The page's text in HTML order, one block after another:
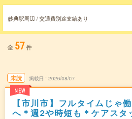
妙典駅周辺 / 交通費別途支給あり
全 57件
未読
NEW
掲載日 2026/08/07
【市川市】フルタイムじゃ
へ＊週2や時短も＊ケアスタ